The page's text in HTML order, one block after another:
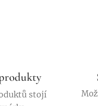
stojí